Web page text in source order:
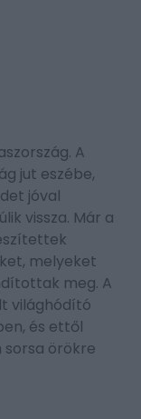
A
jut eszébe,
jóval
vissza. Már a
melyeket
meg. A
világhódító
és ettől
sorsa örökre